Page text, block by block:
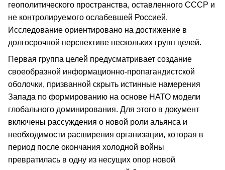
геополитического пространства, оставленного СССР и
не контролируемого ослабевшей Россией.
Исследование ориентировано на достижение в
долгосрочной перспективе нескольких групп целей.
Первая группа целей предусматривает создание
своеобразной информационно-пропагандистской
оболочки, призванной скрыть истинные намерения
Запада по формированию на основе НАТО модели
глобального доминирования. Для этого в документ
включены рассуждения о новой роли альянса и
необходимости расширения организации, которая в
период после окончания холодной войны
превратилась в одну из несущих опор новой